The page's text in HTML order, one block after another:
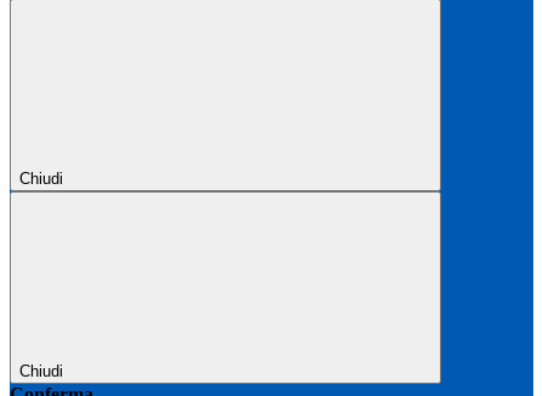
Chiudi
Chiudi